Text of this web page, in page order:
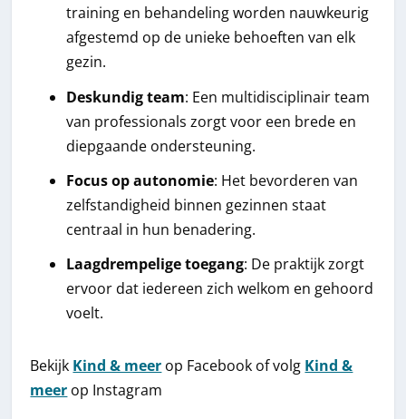
training en behandeling worden nauwkeurig
afgestemd op de unieke behoeften van elk
gezin.
Deskundig team: Een multidisciplinair team
van professionals zorgt voor een brede en
diepgaande ondersteuning.
Focus op autonomie: Het bevorderen van
zelfstandigheid binnen gezinnen staat
centraal in hun benadering.
Laagdrempelige toegang: De praktijk zorgt
ervoor dat iedereen zich welkom en gehoord
voelt.
Bekijk Kind & meer op Facebook of volg Kind &
meer op Instagram